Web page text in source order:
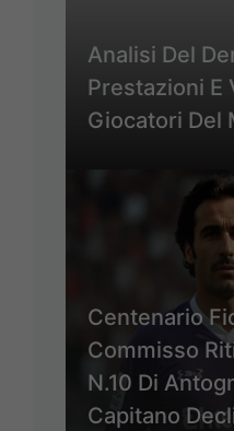
Analisi Del
Prestazioni E
Giocatori Del
Centenario
Commisso
N.10 Di
Capitano